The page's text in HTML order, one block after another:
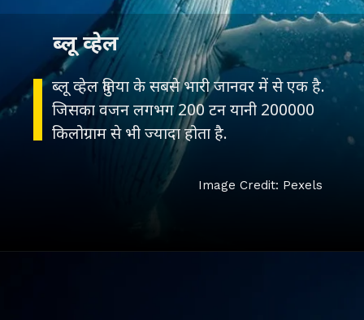
ब्लू व्हेल दुनिया के सबसे भारी जानवर में से एक है.
जिसका वजन लगभग 200 टन यानी 200000
किलोग्राम से भी ज्यादा होता है.
ब्लू व्हेल
Image Credit: Pexels